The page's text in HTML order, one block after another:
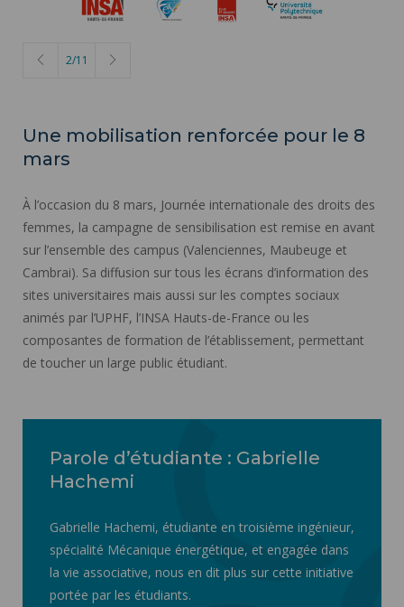
2/11
Une mobilisation renforcée pour le 8
mars
À l’occasion du 8 mars, Journée internationale des droits des
femmes, la campagne de sensibilisation est remise en avant
sur l’ensemble des campus (Valenciennes, Maubeuge et
Cambrai). Sa diffusion sur tous les écrans d’information des
sites universitaires mais aussi sur les comptes sociaux
animés par l’UPHF, l’INSA Hauts-de-France ou les
composantes de formation de l’établissement, permettant
de toucher un large public étudiant.
Parole d’étudiante : Gabrielle
Hachemi
Gabrielle Hachemi, étudiante en troisième ingénieur,
spécialité Mécanique énergétique, et engagée dans
la vie associative, nous en dit plus sur cette initiative
portée par les étudiants.